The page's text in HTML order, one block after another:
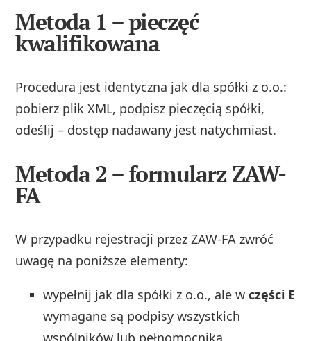
Metoda 1 – pieczęć
kwalifikowana
Procedura jest identyczna jak dla spółki z o.o.:
pobierz plik XML, podpisz pieczęcią spółki,
odeślij – dostęp nadawany jest natychmiast.
Metoda 2 – formularz ZAW-
FA
W przypadku rejestracji przez ZAW-FA zwróć
uwagę na poniższe elementy:
wypełnij jak dla spółki z o.o., ale wczęści E
wymagane są podpisy wszystkich
wspólników lub pełnomocnika,